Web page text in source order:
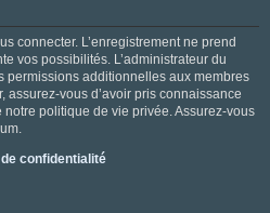
connecter. L’enregistrement ne prend
vos possibilités. L’administrateur du
permissions additionnelles aux membres
assurez-vous d’avoir pris connaissance
politique de vie privée. Assurez-vous
confidentialité